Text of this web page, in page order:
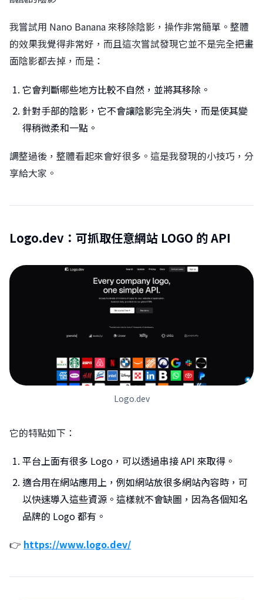
我嘗試用 Nano Banana 來移除陰影，操作非常簡單。整體
的效果我覺得非常好，而且這次嘗試發現它並不是完全把畫
面陰影都去掉，而是：
它會判斷哪些地方比較不自然，並將其移除。
針對手部的陰影，它不會讓陰影完全消失，而是使其變
得稍微柔和一點。
調整過後，整體看起來會好很多。這是我發現的小技巧，分
享給大家。
Logo.dev：可抓取任意網站 LOGO 的 API
Logo.dev
它的特點如下：
平台上面有很多 Logo，可以透過串接 API 來取得。
適合用在網站應用上，例如網站放很多網站內容時，可
以快速導入這些資源。這樣就不會缺圖，因為各個知名
品牌的 Logo 都有。
👉 https://www.logo.dev/